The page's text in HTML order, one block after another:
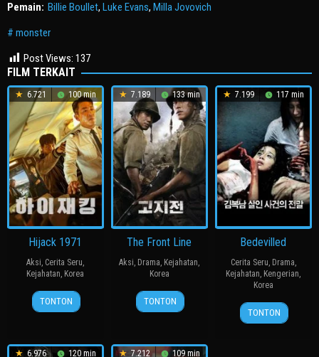
Pemain: Billie Boullet, Luke Evans, Milla Jovovich
monster
Post Views: 137
FILM TERKAIT
6.721 100 min
Hijack 1971
Aksi, Cerita Seru,
Kejahatan, Korea
21
Jun
Kim
Sung-
TONTON
7.189 133 min
The Front Line
Aksi, Drama, Kejahatan,
Korea
20
Jul
장
훈
TONTON
7.199 117 min
Bedevilled
Cerita Seru, Drama,
Kejahatan, Kengerian,
Korea
19
Aug
장
철
TONTON
6.976 120 min 7.212 109 min